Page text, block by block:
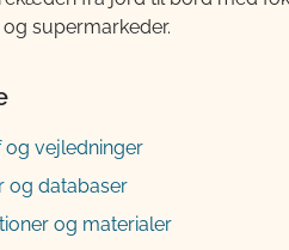
supermarkeder.
og vejledninger
og databaser
og materialer